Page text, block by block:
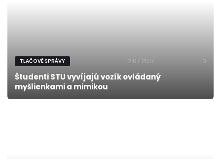
TLAČOVÉ SPRÁVY 12.07.2017 0
Študenti STU vyvíjajú vozík ovládaný
myšlienkami a mimikou